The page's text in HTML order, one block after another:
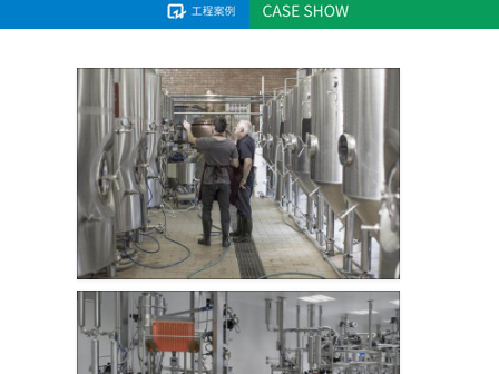
2019-01-11
2015年社会公益赞助-经开区游泳协
2019-01-11
2015年社会公益赞助-青龙龙舟队参
2019-01-11
热烈庆祝PG电子·（中国）官方网站
2016-03-14
啤酒生产线设备